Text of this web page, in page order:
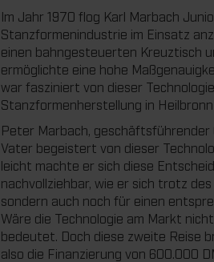
Im Jahr 1970 flog Karl Marbach
Stanzformenindustrie im Einsatz
einen bahngesteuerten Kreuztisch
ermöglichte eine hohe
war fasziniert von dieser
Stanzformenherstellung in
Peter Marbach, geschäftsführender
Vater begeistert von dieser
leicht machte er sich diese
nachvollziehbar, wie er sich trotz
sondern auch noch für einen
Wäre die Technologie am Markt
bedeutet. Doch diese zweite Reise
also die Finanzierung von 600.000